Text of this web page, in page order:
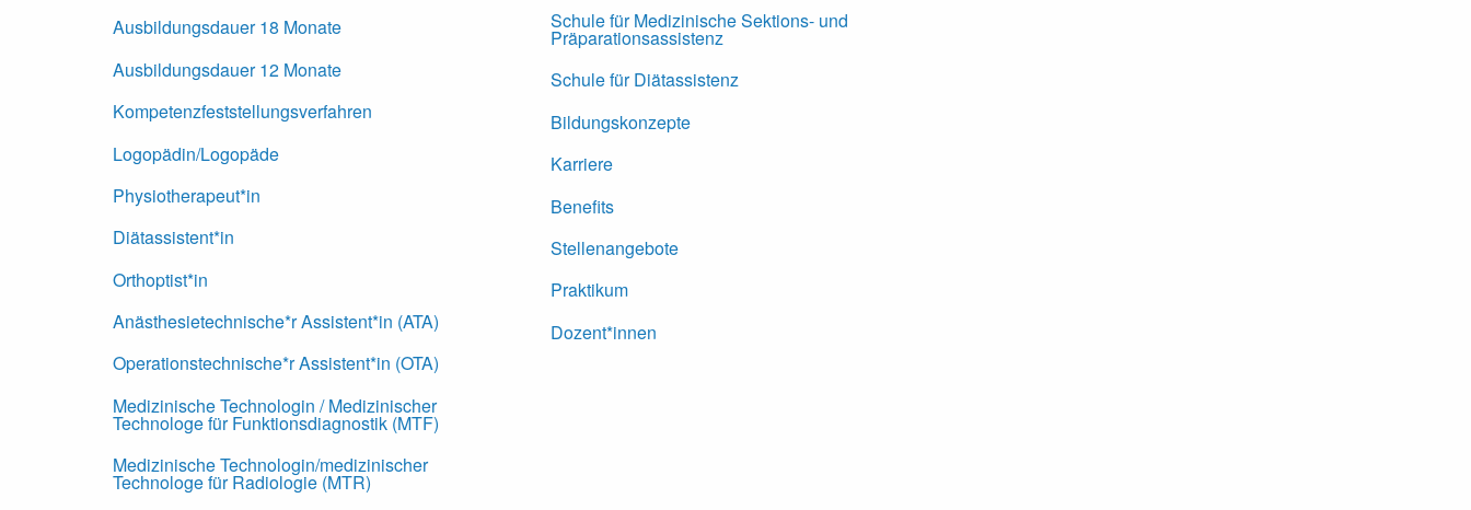
Ausbildungsdauer 18 Monate
Ausbildungsdauer 12 Monate
Kompetenzfeststellungsverfahren
Logopädin/Logopäde
Physiotherapeut*in
Diätassistent*in
Orthoptist*in
Anästhesietechnische*r Assistent*in (ATA)
Operationstechnische*r Assistent*in (OTA)
Medizinische Technologin / Medizinischer
Technologe für Funktionsdiagnostik (MTF)
Medizinische Technologin/medizinischer
Technologe für Radiologie (MTR)
Schule für Medizinische Sektions- und
Präparationsassistenz
Schule für Diätassistenz
Bildungskonzepte
Karriere
Benefits
Stellenangebote
Praktikum
Dozent*innen